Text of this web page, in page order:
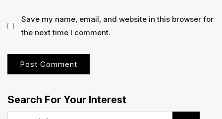
Save my name, email, and website in this browser for
the next time I comment.
Search For Your Interest